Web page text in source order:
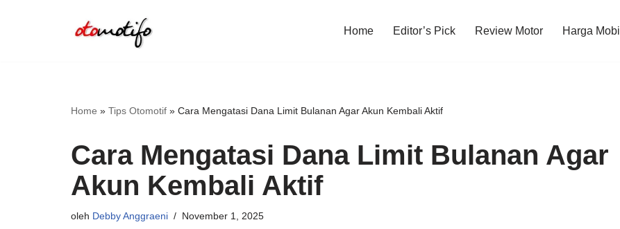
Home Editor’s Pick Review Motor Harga Mobil
Home » Tips Otomotif » Cara Mengatasi Dana Limit Bulanan Agar Akun Kembali Aktif
Cara Mengatasi Dana Limit Bulanan Agar
Akun Kembali Aktif
oleh Debby Anggraeni November 1, 2025